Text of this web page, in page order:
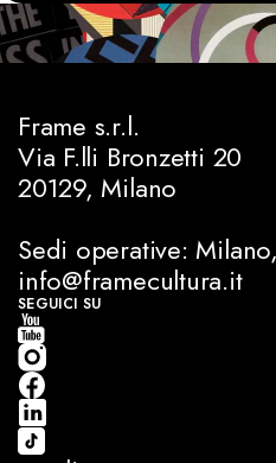
Frame s.r.l.
Via F.lli Bronzetti 20
20129, Milano
Sedi operative:
info@framecultura.it
SEGUICI SU